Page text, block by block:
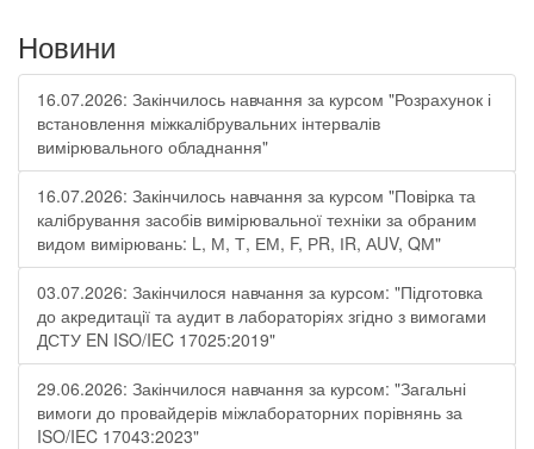
Новини
16.07.2026: Закінчилось навчання за курсом "Розрахунок і
встановлення міжкалібрувальних інтервалів
вимірювального обладнання"
16.07.2026: Закінчилось навчання за курсом "Повірка та
калібрування засобів вимірювальної техніки за обраним
видом вимірювань: L, М, Т, ЕМ, F, РR, ІR, АUV, QМ"
03.07.2026: Закінчилося навчання за курсом: "Підготовка
до акредитації та аудит в лабораторіях згідно з вимогами
ДСТУ EN ISO/IEC 17025:2019"
29.06.2026: Закінчилося навчання за курсом: "Загальні
вимоги до провайдерів міжлабораторних порівнянь за
ISO/IEC 17043:2023"